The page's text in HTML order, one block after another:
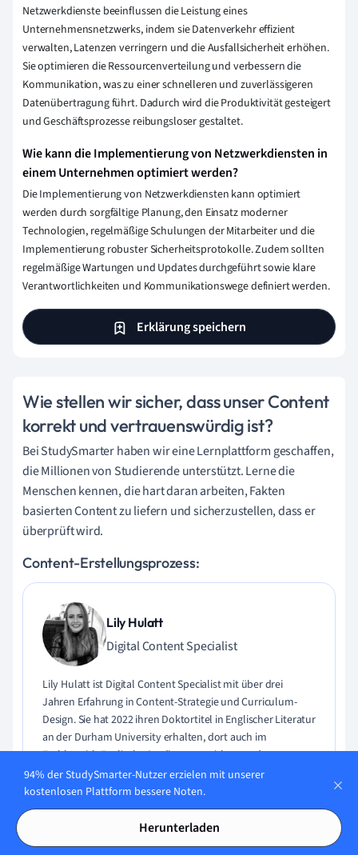
Netzwerkdienste beeinflussen die Leistung eines
Unternehmensnetzwerks, indem sie Datenverkehr effizient
verwalten, Latenzen verringern und die Ausfallsicherheit erhöhen.
Sie optimieren die Ressourcenverteilung und verbessern die
Kommunikation, was zu einer schnelleren und zuverlässigeren
Datenübertragung führt. Dadurch wird die Produktivität gesteigert
und Geschäftsprozesse reibungsloser gestaltet.
Wie kann die Implementierung von Netzwerkdiensten in
einem Unternehmen optimiert werden?
Die Implementierung von Netzwerkdiensten kann optimiert
werden durch sorgfältige Planung, den Einsatz moderner
Technologien, regelmäßige Schulungen der Mitarbeiter und die
Implementierung robuster Sicherheitsprotokolle. Zudem sollten
regelmäßige Wartungen und Updates durchgeführt sowie klare
Verantwortlichkeiten und Kommunikationswege definiert werden.
Erklärung speichern
Wie stellen wir sicher, dass unser Content
korrekt und vertrauenswürdig ist?
Bei StudySmarter haben wir eine Lernplattform geschaffen,
die Millionen von Studierende unterstützt. Lerne die
Menschen kennen, die hart daran arbeiten, Fakten
basierten Content zu liefern und sicherzustellen, dass er
überprüft wird.
Content-Erstellungsprozess:
Lily Hulatt
Digital Content Specialist
Lily Hulatt ist Digital Content Specialist mit über drei
Jahren Erfahrung in Content-Strategie und Curriculum-
Design. Sie hat 2022 ihren Doktortitel in Englischer Literatur
an der Durham University erhalten, dort auch im
Fachbereich Englische Studien unterrichtet und an
verschiedenen Veröffentlichungen mitgewirkt. Lily ist
Expertin für Englische Literatur, Englische Sprache,
Geschichte und Philosophie.
Lerne Lily kennen
94% der StudySmarter-Nutzer erzielen mit unserer
kostenlosen Plattform bessere Noten.
Herunterladen